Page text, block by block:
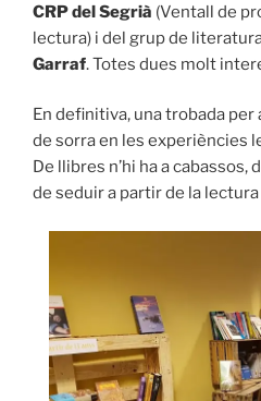
CRP del Segrià (Ventall de
lectura) i del grup de
Garraf. Totes dues molt
En definitiva, una trobada
de sorra en les experiències
De llibres n’hi ha a cabassos,
de seduir a partir de la